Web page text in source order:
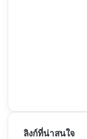
ลิงก์ที่น่าสนใจ